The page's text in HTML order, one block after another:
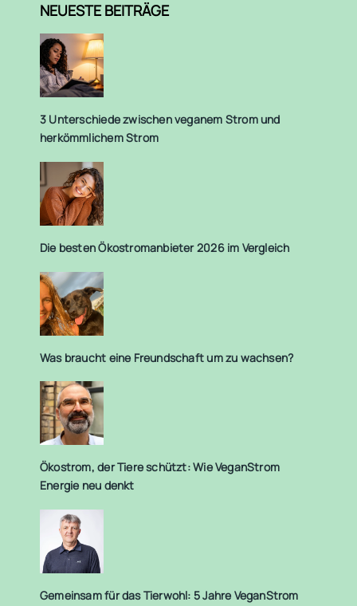
NEUESTE BEITRÄGE
3 Unterschiede zwischen veganem Strom und
herkömmlichem Strom
Die besten Ökostromanbieter 2026 im Vergleich
Was braucht eine Freundschaft um zu wachsen?
Ökostrom, der Tiere schützt: Wie VeganStrom
Energie neu denkt
Gemeinsam für das Tierwohl: 5 Jahre VeganStrom